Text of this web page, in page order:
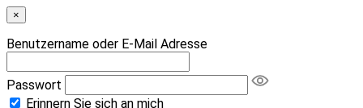
×
Benutzername oder E-Mail Adresse
Passwort
Erinnern Sie sich an mich